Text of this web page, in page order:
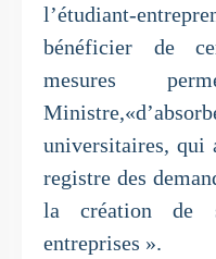
l’étudiant-
bénéficier de
mesures
universitaires, qui
registre des
la création de
entreprises ».